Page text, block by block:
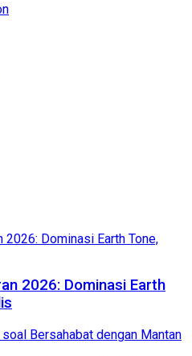
2026: Dominasi Earth